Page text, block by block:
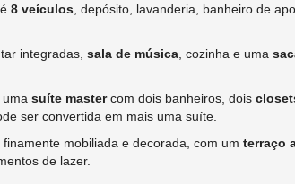
8 veículos , depósito, lavanderia, banheiro de
integradas, sala de música , cozinha e uma
uma suíte mastercom dois banheiros, dois
ser convertida em mais uma suíte.
finamente mobiliada e decorada, com um terraço
de lazer.